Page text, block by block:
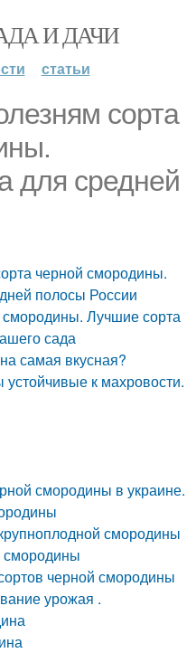
И ДАЧИ
статьи
сорта
для средней
черной смородины.
полосы России
Лучшие сорта
сада
самая вкусная?
к махровости.
смородины в украине.
смородины
смородины
черной смородины
урожая .